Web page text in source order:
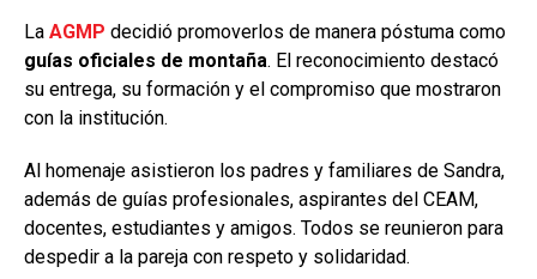
La AGMP decidió promoverlos de manera póstuma como
guías oficiales de montaña. El reconocimiento destacó
su entrega, su formación y el compromiso que mostraron
con la institución.
Al homenaje asistieron los padres y familiares de Sandra,
además de guías profesionales, aspirantes del CEAM,
docentes, estudiantes y amigos. Todos se reunieron para
despedir a la pareja con respeto y solidaridad.